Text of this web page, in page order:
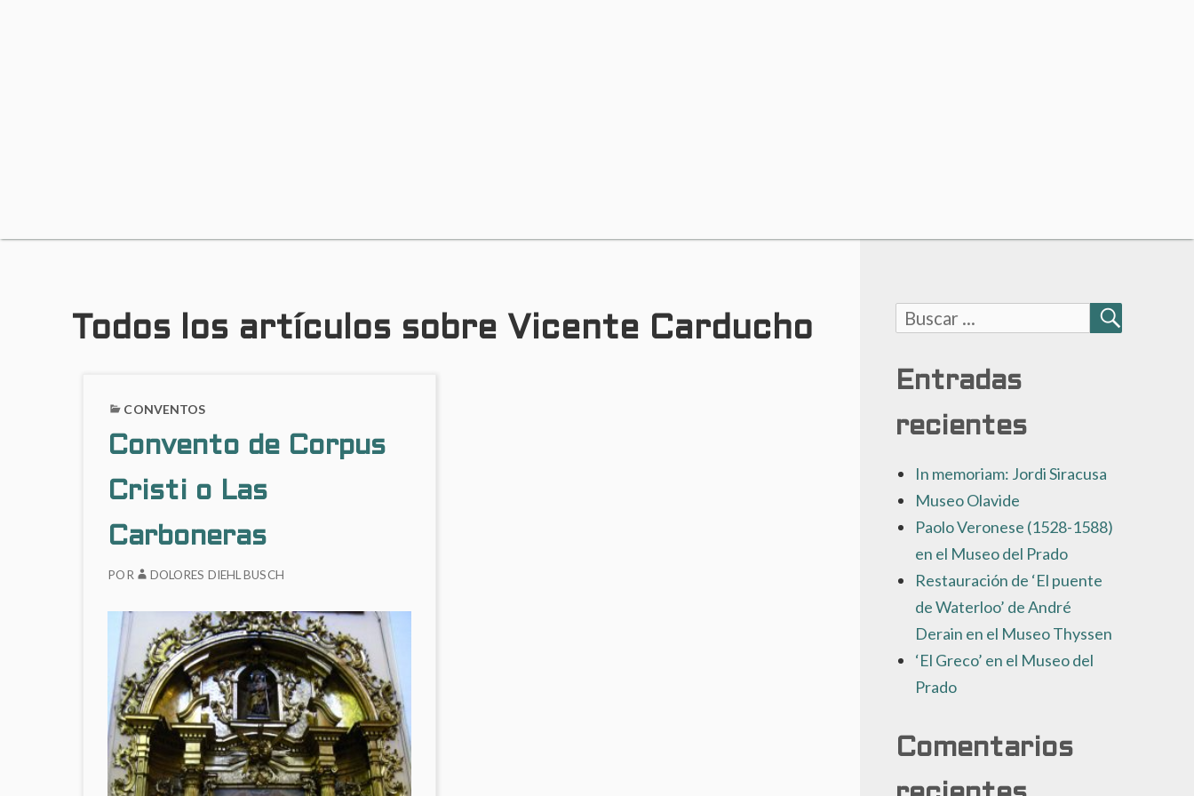
Todos los artículos sobre Vicente Carducho
CONVENTOS
Convento de Corpus
Cristi o Las
Carboneras
POR DOLORES DIEHL BUSCH
Buscar:
BUSCAR
Entradas
recientes
In memoriam: Jordi Siracusa
Museo Olavide
Paolo Veronese (1528-1588)
en el Museo del Prado
Restauración de ‘El puente
de Waterloo’ de André
Derain en el Museo Thyssen
‘El Greco’ en el Museo del
Prado
Comentarios